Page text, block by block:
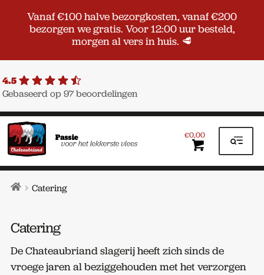
Vanaf €100 halve bezorgkosten, vanaf €200
bezorgen we gratis. Voor 12:00 uur besteld,
morgen al vers in huis. 🥩
4.5
Gebaseerd op 97 beoordelingen
Ga
door
naar
navigatie
Ga
naar
de
inhoud
€0,00
Home
Catering
Catering
De Chateaubriand slagerij heeft zich sinds de
vroege jaren al beziggehouden met het verzorgen